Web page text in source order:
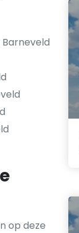
op deze